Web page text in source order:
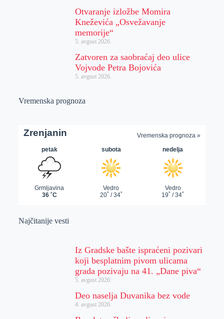
Otvaranje izložbe Momira
Kneževića „Osvežavanje
memorije“
5. avgust 2026.
Zatvoren za saobraćaj deo ulice
Vojvode Petra Bojovića
5. avgust 2026.
Vremenska prognoza
Najčitanije vesti
Iz Gradske bašte ispraćeni pozivari
koji besplatnim pivom ulicama
grada pozivaju na 41. „Dane piva“
5. avgust 2026.
Deo naselja Duvanika bez vode
4. avgust 2026.